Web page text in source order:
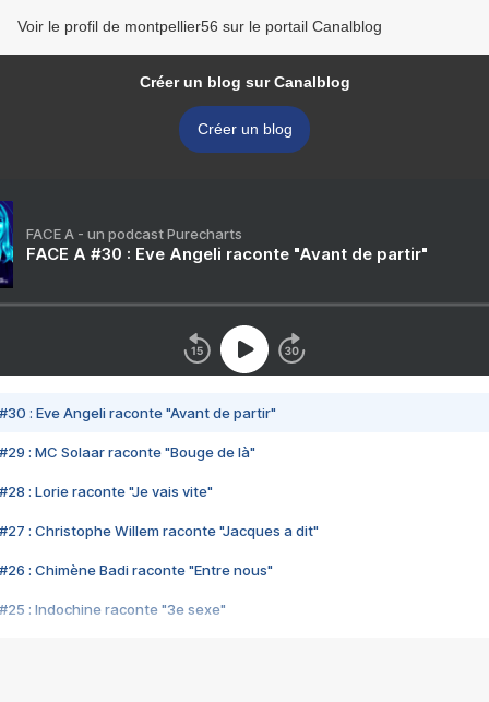
Voir le profil de montpellier56 sur le portail Canalblog
Créer un blog sur Canalblog
Créer un blog
FACE A - un podcast Purecharts
FACE A #30 : Eve Angeli raconte "Avant de partir"
#30 : Eve Angeli raconte "Avant de partir"
#29 : MC Solaar raconte "Bouge de là"
#28 : Lorie raconte "Je vais vite"
#27 : Christophe Willem raconte "Jacques a dit"
#26 : Chimène Badi raconte "Entre nous"
#25 : Indochine raconte "3e sexe"